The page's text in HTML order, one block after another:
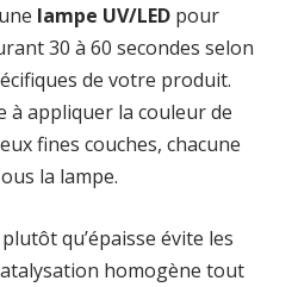
lampe UV/LED pour
30 à 60 secondes selon
de votre produit.
à appliquer la couleur de
fines couches, chacune
la lampe.
plutôt qu’épaisse évite les
homogène tout